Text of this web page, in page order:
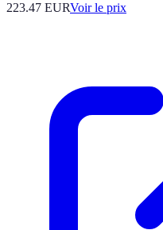
223.47 EURVoir le prix